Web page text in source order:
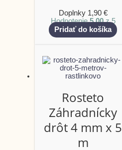
Doplnky 1,90 €
Hodnotenie5.00z 5
Pridať do košíka
Rosteto
Záhradnícky
drôt 4 mm x 5
m